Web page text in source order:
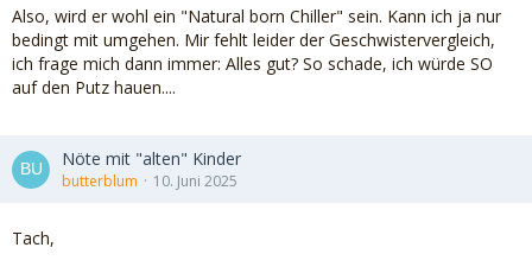
Also, wird er wohl ein "Natural born Chiller" sein. Kann ich ja nur
bedingt mit umgehen. Mir fehlt leider der Geschwistervergleich,
ich frage mich dann immer: Alles gut? So schade, ich würde SO
auf den Putz hauen....
Nöte mit "alten" Kinder
butterblum 10. Juni 2025
Tach,